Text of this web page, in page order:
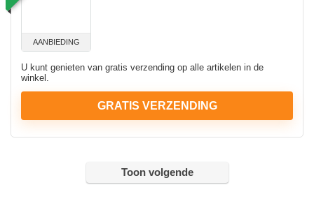
AANBIEDING
U kunt genieten van gratis verzending op alle artikelen in de
winkel.
GRATIS VERZENDING
Toon volgende